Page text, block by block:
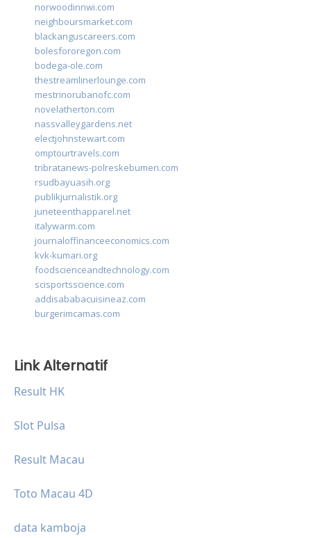
norwoodinnwi.com
neighboursmarket.com
blackanguscareers.com
bolesfororegon.com
bodega-ole.com
thestreamlinerlounge.com
mestrinorubanofc.com
novelatherton.com
nassvalleygardens.net
electjohnstewart.com
omptourtravels.com
tribratanews-polreskebumen.com
rsudbayuasih.org
publikjurnalistik.org
juneteenthapparel.net
italywarm.com
journaloffinanceeconomics.com
kvk-kumari.org
foodscienceandtechnology.com
scisportsscience.com
addisababacuisineaz.com
burgerimcamas.com
Link Alternatif
Result HK
Slot Pulsa
Result Macau
Toto Macau 4D
data kamboja